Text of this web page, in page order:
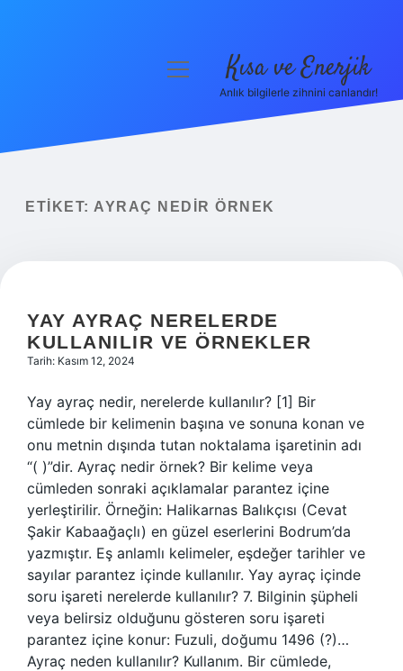
Yasal Uyarı
menüyü
Kısa ve Enerjik
Anlık bilgilerle zihnini canlandır!
ETIKET: AYRAÇ NEDIR ÖRNEK
YAY AYRAÇ NERELERDE
KULLANILIR VE ÖRNEKLER
Tarih: Kasım 12, 2024
Yay ayraç nedir, nerelerde kullanılır? [1] Bir
cümlede bir kelimenin başına ve sonuna konan ve
onu metnin dışında tutan noktalama işaretinin adı
“( )”dir. Ayraç nedir örnek? Bir kelime veya
cümleden sonraki açıklamalar parantez içine
yerleştirilir. Örneğin: Halikarnas Balıkçısı (Cevat
Şakir Kabaağaçlı) en güzel eserlerini Bodrum’da
yazmıştır. Eş anlamlı kelimeler, eşdeğer tarihler ve
sayılar parantez içinde kullanılır. Yay ayraç içinde
soru işareti nerelerde kullanılır? 7. Bilginin şüpheli
veya belirsiz olduğunu gösteren soru işareti
parantez içine konur: Fuzuli, doğumu 1496 (?)…
Ayraç neden kullanılır? Kullanım. Bir cümlede,